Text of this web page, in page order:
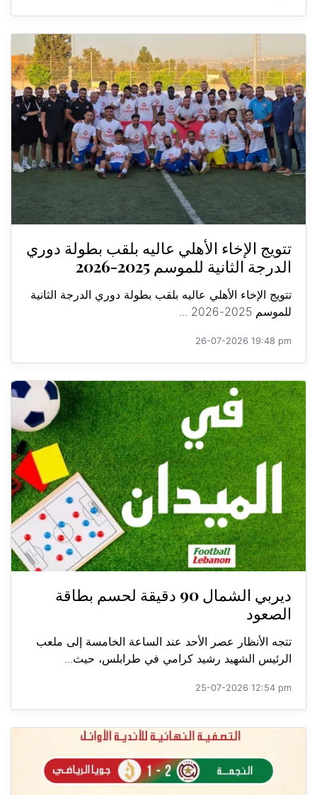
تتويج الإخاء الأهلي عاليه بلقب بطولة دوري
الدرجة الثانية للموسم 2025-2026
تتويج الإخاء الأهلي عاليه بلقب بطولة دوري الدرجة الثانية
للموسم 2025-2026 ...
26-07-2026 19:48 pm
ديربي الشمال 90 دقيقة لحسم بطاقة
الصعود
تتجه الأنظار عصر الأحد عند الساعة الخامسة إلى ملعب
الرئيس الشهيد رشيد كرامي في طرابلس، حيث...
25-07-2026 12:54 pm